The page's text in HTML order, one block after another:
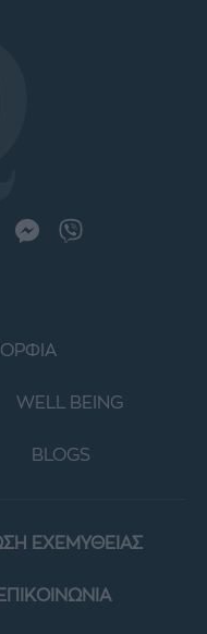
WELL BEING
BLOGS
ΕΧΕΜΥΘΕΙΑΣ
ΕΠΙΚΟΙΝΩΝΙΑ